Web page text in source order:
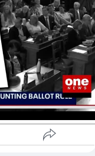
ဥပဒေကို အတည်ပြု
ပွဲအတွက် အရေးကြီးတဲ့
စေလိမ့်မယ်လို့ ဘုတ်အဖွဲ့
က ပြည်နယ် ဥပဒေမှာ
တရ မဲရုံ ဝန်ထမ်းတွေ
ဘုတ်အဖွဲ့ကနေ
ဒေနဲ့ မညီညွတ်ဘူးလို့
မှုစည်းမျဉ်းတွေကို
အလွန်နီးကပ်လွန်းနေ